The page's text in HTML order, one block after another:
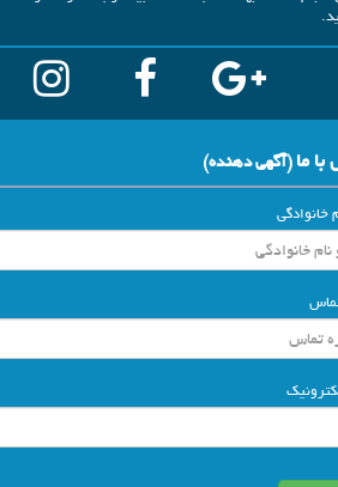
ما(آگهي دهنده)
خانوادگی